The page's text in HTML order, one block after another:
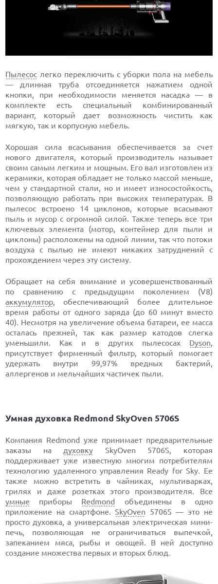
Пылесос легко переключить с уборки пола на мебель
— длинная труба отсоединяется нажатием одной
кнопки, при необходимости меняется насадка — в
комплекте есть специальный комбинированный
вариант, который дает возможность чистить как
мягкую, так и корпусную мебель.
Хорошая сила всасывания обеспечивается за счет
нового двигателя, который производитель называет
своим самым легким и мощным. Его вал изготовлен из
керамики, которая обладает не только массой меньше,
чем у стандартной стали, но и имеет износостойкость,
позволяющую работать при высоких температурах. В
пылесос встроено 14 циклонов, которые всасывают
пыль и мусор с огромной силой. Также теперь все три
ключевых элемента (мотор, контейнер для пыли и
циклоны) расположены на одной линии, так что потоки
воздуха с пылью не имеют никаких затруднений с
прохождением через эту систему.
Обращает на себя внимание и усовершенствованный
по сравнению с предыдущим поколением (V8)
аккумулятор , обеспечивающий более длительное
время работы от одного заряда (до 60 минут вместо
40). Несмотря на увеличение объема батареи, ее масса
осталась прежней, так как размер катодов слегка
уменьшили. Как и в других пылесосах Dyson
присутствует фирменный фильтр, который помогает
удержать внутри 99,97% вредных бактерий,
аллергенов и мельчайших частичек пыли.
Умная духовка Redmond SkyOven 5706S
Компания Redmond уже принимает предварительные
заказы на духовку SkyOven 5706S, которая
поддерживает уже известную многим потребителям
технологию удаленного управления Ready for Sky. Ее
также можно встретить в чайниках, мультиварках,
грилях и даже розетках этого производителя. Все
умные приборы Redmond объединены в одно
приложение на смартфоне.SkyOven 5706S — это не
просто духовка, а универсальная электрическая мини-
печь, позволяющая не ограничиваться выпечкой,
запеканием мяса, рыбы и овощей. В ней доступно
создание множества первых и вторых блюд.